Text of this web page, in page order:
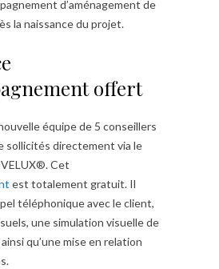
d’aménagement de
la naissance du projet.
offert
équipe de 5 conseillers
sollicités directement via le
Cet
est totalement gratuit. Il
téléphonique avec le client,
une simulation visuelle de
qu’une mise en relation